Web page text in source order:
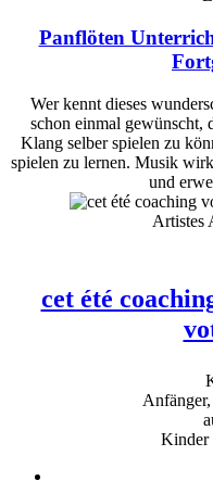
Panflöten
Wer kennt dieses
schon einmal gewünscht,
Klang selber spielen zu
spielen zu lernen. Musik
und
Artistes
cet été
Kinder